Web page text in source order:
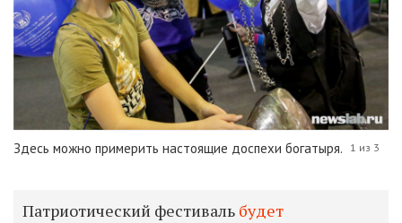
Здесь можно примерить настоящие доспехи богатыря. 1 из 3
Патриотический фестиваль будет